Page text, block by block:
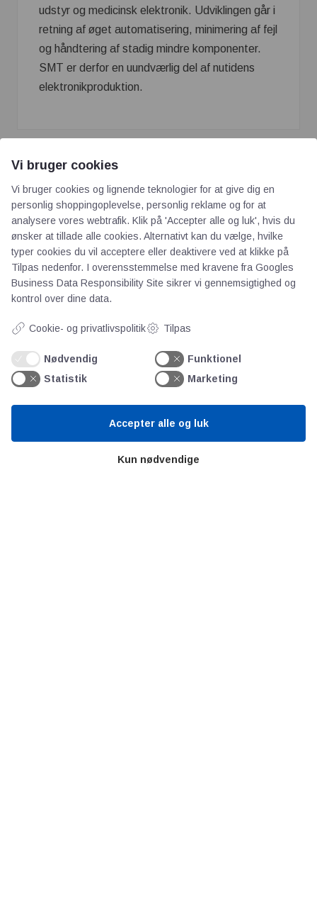
udstyr og medicinsk elektronik. Udviklingen går i
retning af øget automatisering, minimering af fejl
og håndtering af stadig mindre komponenter.
SMT er derfor en uundværlig del af nutidens
elektronikproduktion.
AOT
Om os
Kontakt
Vi bruger cookies
Vi bruger cookies og lignende teknologier for at give dig en
personlig shoppingoplevelse, personlig reklame og for at
analysere vores webtrafik. Klik på 'Accepter alle og luk', hvis du
ønsker at tillade alle cookies. Alternativt kan du vælge, hvilke
typer cookies du vil acceptere eller deaktivere ved at klikke på
Tilpas nedenfor. I overensstemmelse med kravene fra Googles
Business Data Responsibility Site sikrer vi gennemsigtighed og
kontrol over dine data.
Cookie- og privatlivspolitik Tilpas
Nødvendig
Funktionel
Statistik
Marketing
Kun nødvendige
Accepter alle og luk